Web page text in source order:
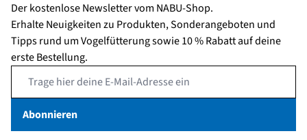
Der kostenlose Newsletter vom NABU-Shop.
Erhalte Neuigkeiten zu Produkten, Sonderangeboten und
Tipps rund um Vogelfütterung sowie 10 % Rabatt auf deine
erste Bestellung.
Abonnieren